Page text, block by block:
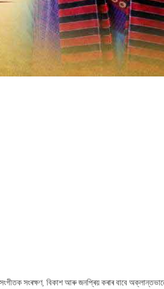
সংৰক্ষণ, বিকাশ আৰু জনপ্ৰিয় কৰাৰ বাবে